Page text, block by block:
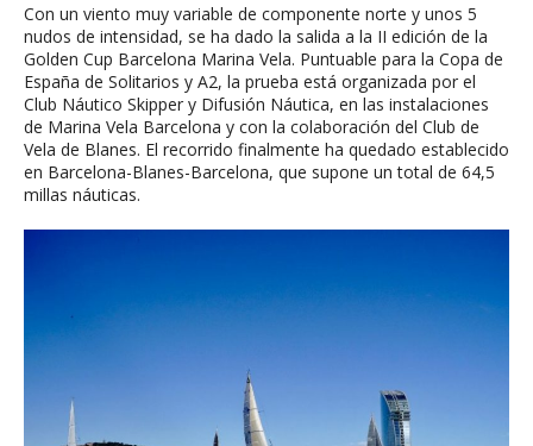
Con un viento muy variable de componente norte y unos 5
nudos de intensidad, se ha dado la salida a la II edición de la
Golden Cup Barcelona Marina Vela. Puntuable para la Copa de
España de Solitarios y A2, la prueba está organizada por el
Club Náutico Skipper y Difusión Náutica, en las instalaciones
de Marina Vela Barcelona y con la colaboración del Club de
Vela de Blanes. El recorrido finalmente ha quedado establecido
en Barcelona-Blanes-Barcelona, que supone un total de 64,5
millas náuticas.